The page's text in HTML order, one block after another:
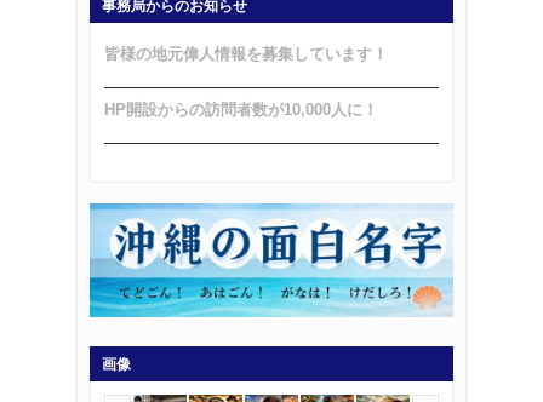
事務局からのお知らせ
皆様の地元偉人情報を募集しています！
HP開設からの訪問者数が10,000人に！
画像